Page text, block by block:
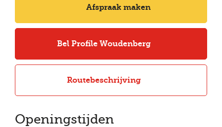
Afspraak maken
Bel Profile Woudenberg
Routebeschrijving
Openingstijden